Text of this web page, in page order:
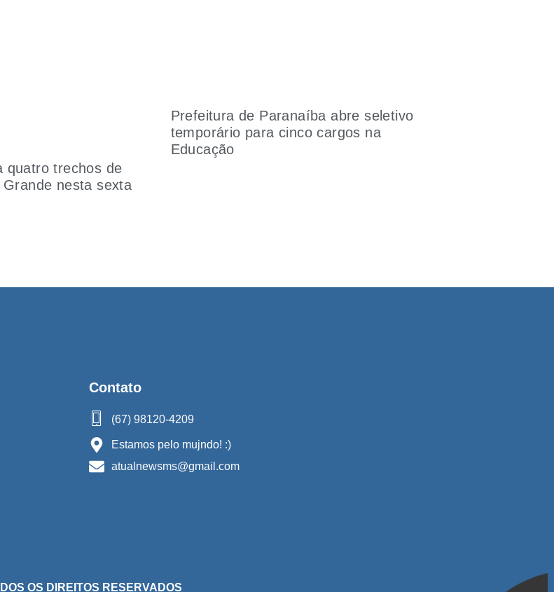
quatro trechos de
nesta sexta
Prefeitura de Paranaíba abre seletivo
temporário para cinco cargos na
Educação
Contato
(67) 98120-4209
Estamos pelo mujndo! :)
atualnewsms@gmail.com
OS DIREITOS RESERVADOS